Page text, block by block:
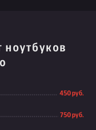
450 руб.
750 руб.